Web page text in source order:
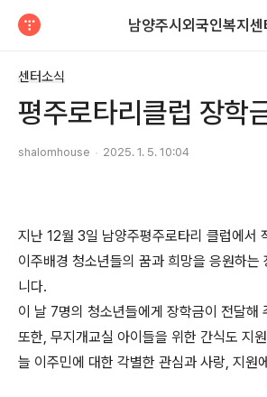
남양주시외국인복지센
센터소식
평주로타리클럽 장학
shalomhouse 2025. 1. 5. 10:04
지난 12월 3일 남양주평주로타리 클럽에서
이주배경 청소년들의 꿈과 희망을 응원하는
니다.
이 날 7명의 청소년들에게 장학금이 전달해
또한, 무지개교실 아이들을 위한 간식도 지
늘 이주민에 대한 각별한 관심과 사랑, 지원